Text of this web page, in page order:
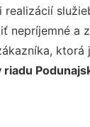
nepríjemné